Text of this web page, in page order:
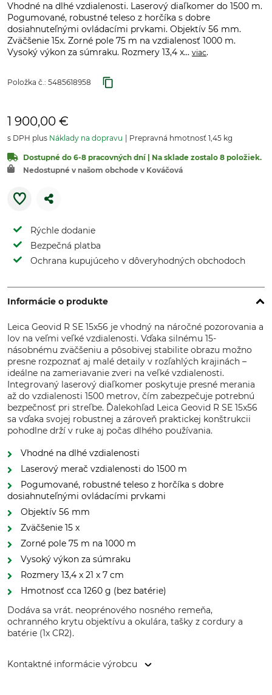
Vhodné na dlhé vzdialenosti. Laserový diaľkomer do 1500 m.
Pogumované, robustné teleso z horčíka s dobre
dosiahnuteľnými ovládacími prvkami. Objektív 56 mm.
Zväčšenie 15x. Zorné pole 75 m na vzdialenosť 1000 m.
Vysoký výkon za súmraku. Rozmery 13,4 x... viac.
Položka č.: 5485618958
1 900,00 €
s DPH plus Náklady na dopravu Prepravná hmotnosť 1,45 kg
Dostupné do 6-8 pracovných dní | Na sklade zostalo 8 položiek.
Nedostupné v našom obchode v Kováčová
Rýchle dodanie
Bezpečná platba
Ochrana kupujúceho v dôveryhodných obchodoch
Informácie o produkte
Leica Geovid R SE 15x56 je vhodný na náročné pozorovania a
lov na veľmi veľké vzdialenosti. Vďaka silnému 15-
násobnému zväčšeniu a pôsobivej stabilite obrazu možno
presne rozpoznať aj malé detaily v rozľahlých krajinách –
ideálne na zameriavanie zveri na veľké vzdialenosti.
Integrovaný laserový diaľkomer poskytuje presné merania
až do vzdialenosti 1500 metrov, čím zabezpečuje potrebnú
bezpečnosť pri streľbe. Ďalekohľad Leica Geovid R SE 15x56
sa vďaka svojej robustnej a zároveň praktickej konštrukcii
pohodlne drží v ruke aj počas dlhého používania.
Vhodné na dlhé vzdialenosti
Laserový merač vzdialenosti do 1500 m
Pogumované, robustné teleso z horčíka s dobre
dosiahnuteľnými ovládacími prvkami
Objektív 56 mm
Zväčšenie 15 x
Zorné pole 75 m na 1000 m
Vysoký výkon za súmraku
Rozmery 13,4 x 21 x 7 cm
Hmotnosť cca 1260 g (bez batérie)
Dodáva sa vrát. neoprénového nosného remeňa,
ochranného krytu objektívu a okulára, tašky z cordury a
batérie (1x CR2).
Kontaktné informácie výrobcu